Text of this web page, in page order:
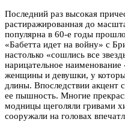
Последний раз высокая
растиражированная до
популярна в 60-е годы
«Бабетта идет на войну» с
настолько «сошлись все
нарицательное наименование
женщины и девушки, у
длины. Впоследствии акцент
ее пышность. Многие
модницы щеголяли гривами
сооружали на головах